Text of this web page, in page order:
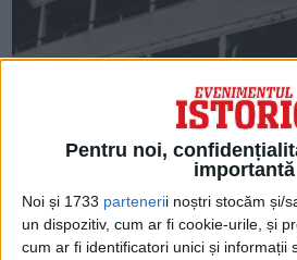
Pentru noi,
importantă
Noi și 1733 partenerii noștri stocăm și/
un dispozitiv, cum ar fi cookie-urile, și
cum ar fi identificatori unici și informații